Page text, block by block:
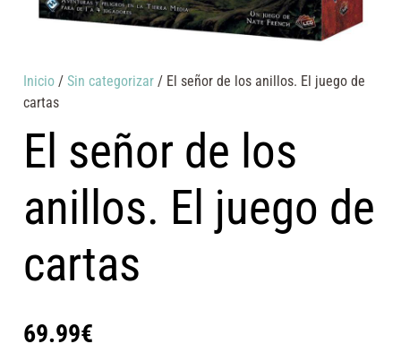
Inicio /Sin categorizar / El señor de los anillos. El juego de
cartas
El señor de los
anillos. El juego de
cartas
69.99€